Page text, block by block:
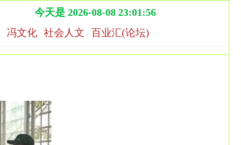
今天是 2026-08-08 23:01:56
冯文化 社会人文 百业汇(论坛)